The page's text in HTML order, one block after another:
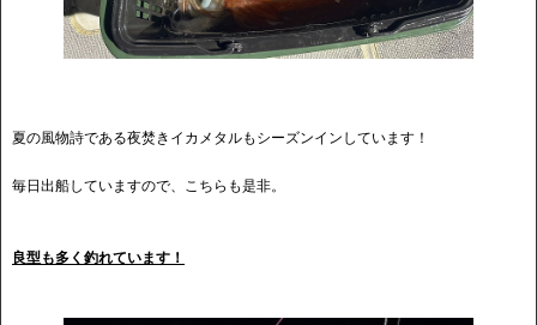
夏の風物詩である夜焚きイカメタルもシーズンインしています！
毎日出船していますので、こちらも是非。
良型も多く釣れています！